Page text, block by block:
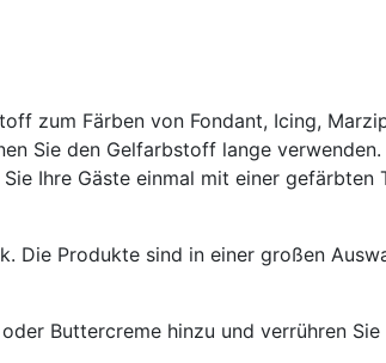
zum Färben von Fondant, Icing,
Sie den Gelfarbstoff lange
Ihre Gäste einmal mit einer
Die Produkte sind in einer großen
Buttercreme hinzu und verrühren